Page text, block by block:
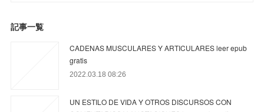
記事一覧
CADENAS MUSCULARES Y ARTICULARES leer epub
gratis
2022.03.18 08:26
UN ESTILO DE VIDA Y OTROS DISCURSOS CON